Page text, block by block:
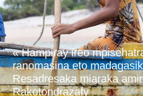
« Hampiray ireo
ranomasina eto
Resadresaka miaraka
Rakotondrazafy